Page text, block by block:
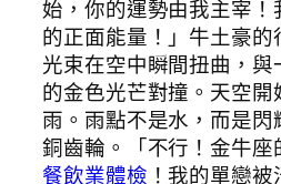
始，你的運勢由我主宰
的正面能量！」牛土豪
光束在空中瞬間扭曲，
的金色光芒對撞。天空
雨。雨點不是水，而是
銅齒輪。「不行！金牛座
餐飲業體檢 ！我的單戀